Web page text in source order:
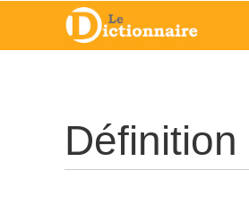
Définition